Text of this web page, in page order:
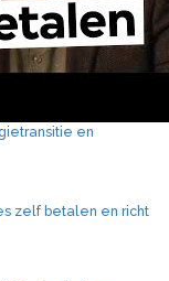
en
zelf betalen en richt